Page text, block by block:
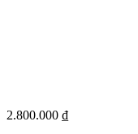
2.800.000 ₫